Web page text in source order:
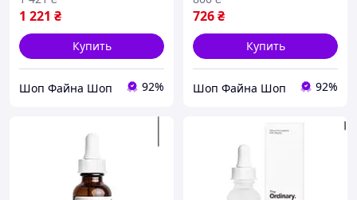
1 221 ₴
Купить
Шоп Файна Шоп 92%
726₴
Купить
Шоп Файна Шоп 92%